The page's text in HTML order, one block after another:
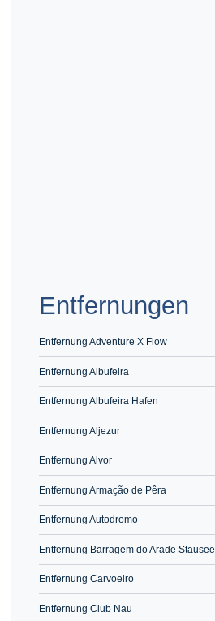
Entfernungen
Entfernung Adventure X Flow
Entfernung Albufeira
Entfernung Albufeira Hafen
Entfernung Aljezur
Entfernung Alvor
Entfernung Armação de Pêra
Entfernung Autodromo
Entfernung Barragem do Arade Stausee
Entfernung Carvoeiro
Entfernung Club Nau